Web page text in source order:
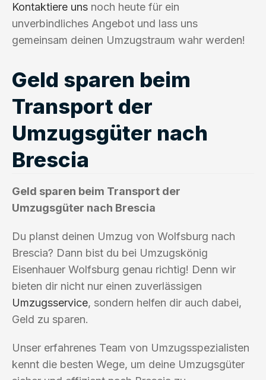
Kontaktiere uns noch heute für ein
unverbindliches Angebot und lass uns
gemeinsam deinen Umzugstraum wahr werden!
Geld sparen beim
Transport der
Umzugsgüter nach
Brescia
Geld sparen beim Transport der
Umzugsgüter nach Brescia
Du planst deinen Umzug von Wolfsburg nach
Brescia? Dann bist du bei Umzugskönig
Eisenhauer Wolfsburg genau richtig! Denn wir
bieten dir nicht nur einen zuverlässigen
Umzugsservice, sondern helfen dir auch dabei,
Geld zu sparen.
Unser erfahrenes Team von Umzugsspezialisten
kennt die besten Wege, um deine Umzugsgüter